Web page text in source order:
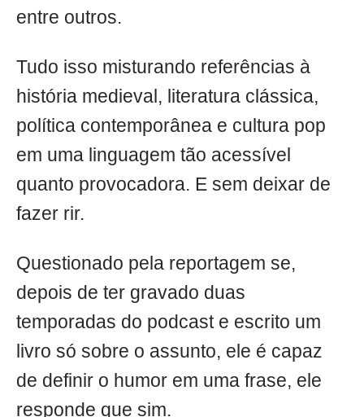
entre outros.
Tudo isso misturando referências à
história medieval, literatura clássica,
política contemporânea e cultura pop
em uma linguagem tão acessível
quanto provocadora. E sem deixar de
fazer rir.
Questionado pela reportagem se,
depois de ter gravado duas
temporadas do podcast e escrito um
livro só sobre o assunto, ele é capaz
de definir o humor em uma frase, ele
responde que sim.